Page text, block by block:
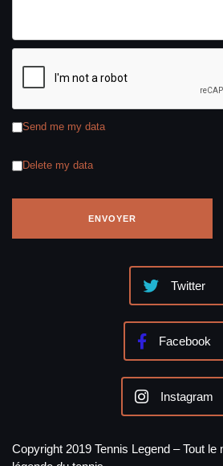
Send me my data
Delete my data
Twitter
Facebook
Instagram
Copyright 2019 Tennis Legend – Tout le